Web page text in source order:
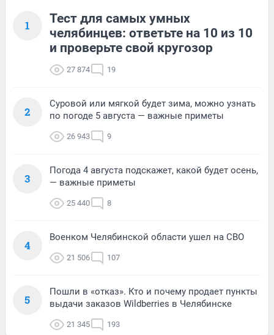
1
Тест для самых умных
челябинцев: ответьте на 10 из 10
и проверьте свой кругозор
27 874 19
2
Суровой или мягкой будет зима, можно узнать
по погоде 5 августа — важные приметы
26 943 9
3
Погода 4 августа подскажет, какой будет осень,
— важные приметы
25 440 8
4
Военком Челябинской области ушел на СВО
21 506 107
5
Пошли в «отказ». Кто и почему продает пункты
выдачи заказов Wildberries в Челябинске
21 345 193